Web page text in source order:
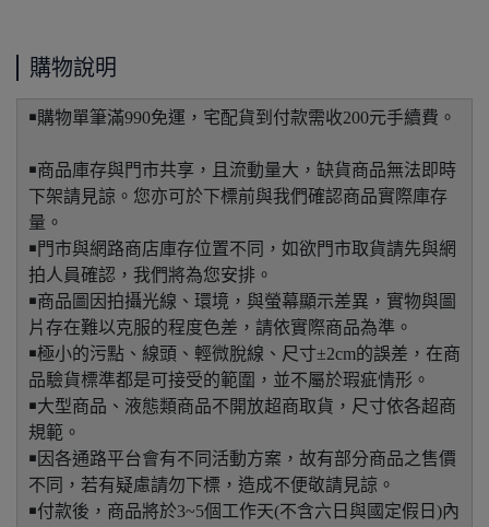
購物說明
￭購物單筆滿990免運，宅配貨到付款需收200元手續費。
￭商品庫存與門市共享，且流動量大，缺貨商品無法即時
下架請見諒。您亦可於下標前與我們確認商品實際庫存
量。
￭門市與網路商店庫存位置不同，如欲門市取貨請先與網
拍人員確認，我們將為您安排。
￭商品圖因拍攝光線、環境，與螢幕顯示差異，實物與圖
片存在難以克服的程度色差，請依實際商品為準。
￭極小的污點、線頭、輕微脫線、尺寸±2cm的誤差，在商
品驗貨標準都是可接受的範圍，並不屬於瑕疵情形。
￭大型商品、液態類商品不開放超商取貨，尺寸依各超商
規範。
￭因各通路平台會有不同活動方案，故有部分商品之售價
不同，若有疑慮請勿下標，造成不便敬請見諒。
￭付款後，商品將於3~5個工作天(不含六日與國定假日)內